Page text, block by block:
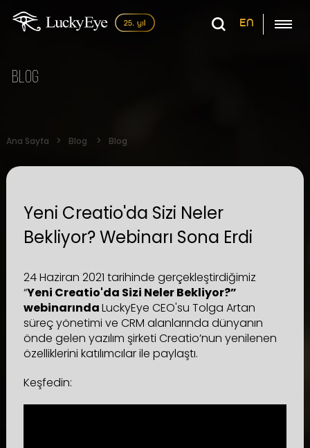
EN
Blog
Ana Sayfa Blog Blog
Yeni Creatio'da Sizi Neler
Bekliyor? Webinarı Sona Erdi
24 Haziran 2021 tarihinde gerçekleştirdiğimiz
“Yeni Creatio'da Sizi Neler Bekliyor?”
webinarındaLuckyEye CEO'su Tolga Artan
süreç yönetimi ve CRM alanlarında dünyanın
önde gelen yazılım şirketi Creatio’nun yenilenen
özelliklerini katılımcılar ile paylaştı.
Keşfedin: